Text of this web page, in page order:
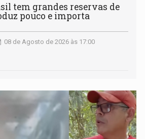
tem grandes reservas de
pouco e importa
08 de Agosto de 2026 às 17:00